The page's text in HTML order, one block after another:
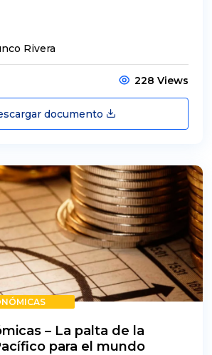
Rivera
228 Views
documento
– La palta de la
para el mundo